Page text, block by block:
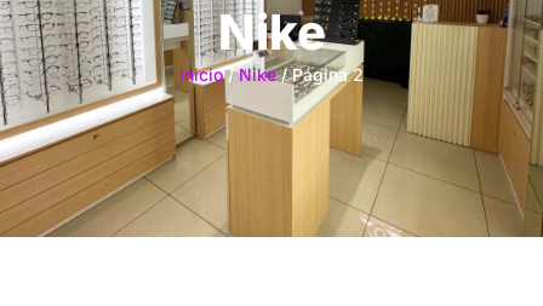
Nike
Inicio/Nike/ Página 2